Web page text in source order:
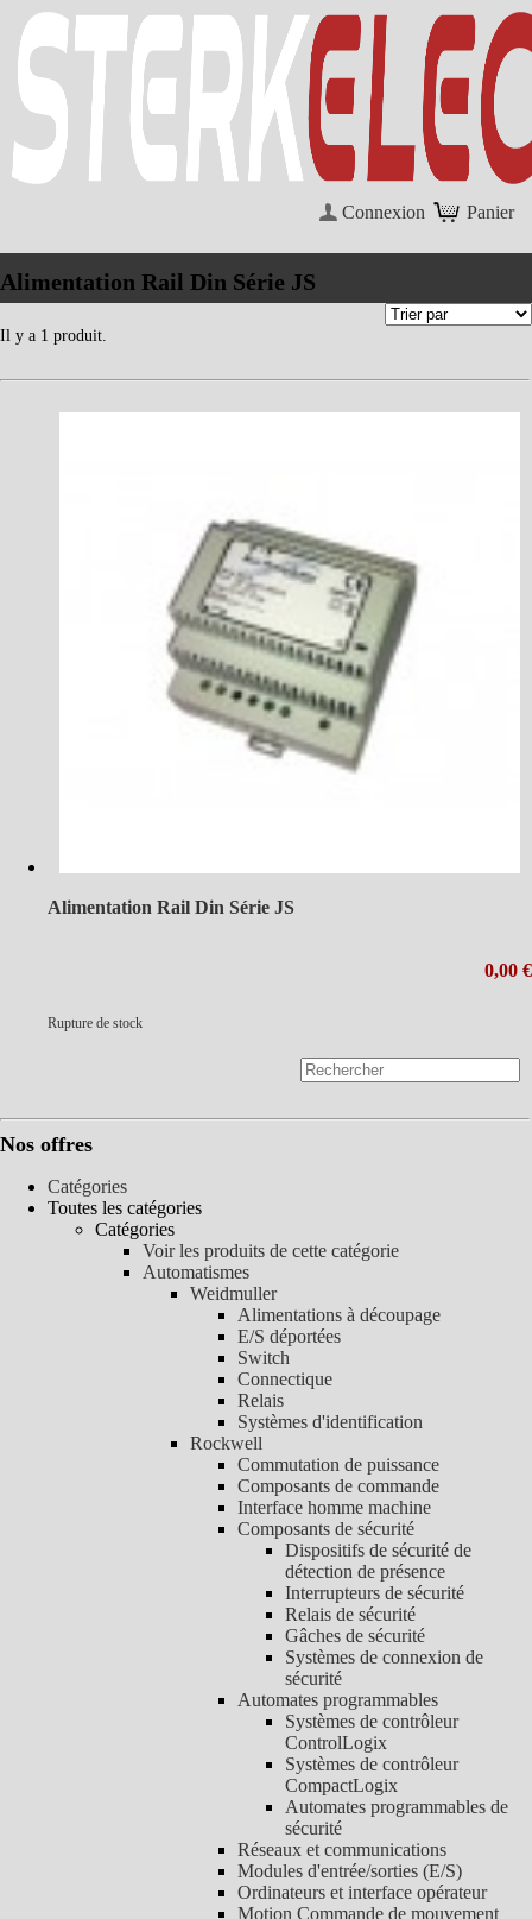
Panier
Connexion
Alimentation Rail Din Série JS
Il y a 1 produit.
Alimentation Rail Din Série JS
0,00 €
Rupture de stock
Nos offres
Catégories
Toutes les catégories
Catégories
Voir les produits de cette catégorie
Automatismes
Weidmuller
Alimentations à découpage
E/S déportées
Switch
Connectique
Relais
Systèmes d'identification
Rockwell
Commutation de puissance
Composants de commande
Interface homme machine
Composants de sécurité
Dispositifs de sécurité de
détection de présence
Interrupteurs de sécurité
Relais de sécurité
Gâches de sécurité
Systèmes de connexion de
sécurité
Automates programmables
Systèmes de contrôleur
ControlLogix
Systèmes de contrôleur
CompactLogix
Automates programmables de
sécurité
Réseaux et communications
Modules d'entrée/sorties (E/S)
Ordinateurs et interface opérateur
Motion Commande de mouvement